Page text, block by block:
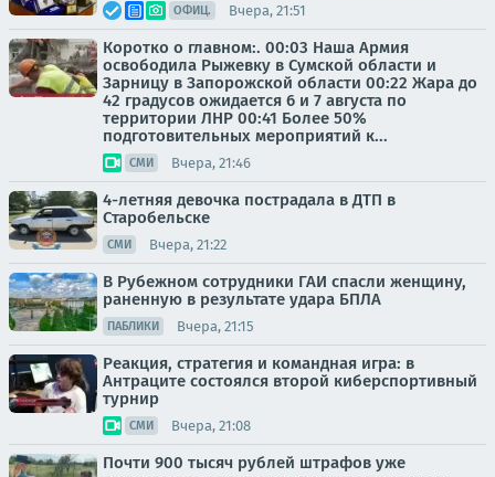
ОФИЦ. Вчера, 21:51
Коротко о главном:. 00:03 Наша Армия
освободила Рыжевку в Сумской области и
Зарницу в Запорожской области 00:22 Жара до
42 градусов ожидается 6 и 7 августа по
территории ЛНР 00:41 Более 50%
подготовительных мероприятий к...
СМИ Вчера, 21:46
4-летняя девочка пострадала в ДТП в
Старобельске
СМИ Вчера, 21:22
В Рубежном сотрудники ГАИ спасли женщину,
раненную в результате удара БПЛА
ПАБЛИКИ Вчера, 21:15
Реакция, стратегия и командная игра: в
Антраците состоялся второй киберспортивный
турнир
СМИ Вчера, 21:08
Почти 900 тысяч рублей штрафов уже